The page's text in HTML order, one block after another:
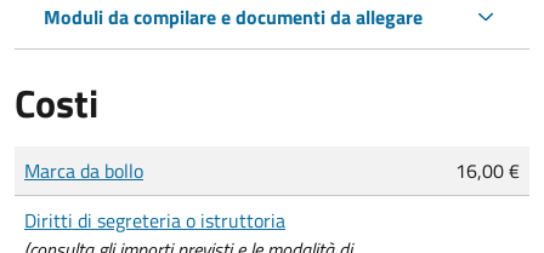
Moduli da compilare e documenti da allegare
Costi
Tipo di pagamento
Importo
Marca da bollo
16,00 €
Diritti di segreteria o istruttoria